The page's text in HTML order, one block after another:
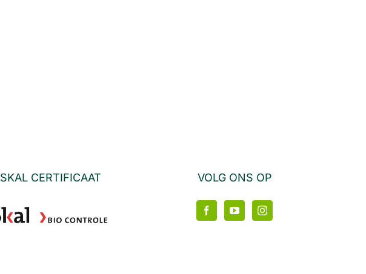
SKAL CERTIFICAAT VOLG ONS OP